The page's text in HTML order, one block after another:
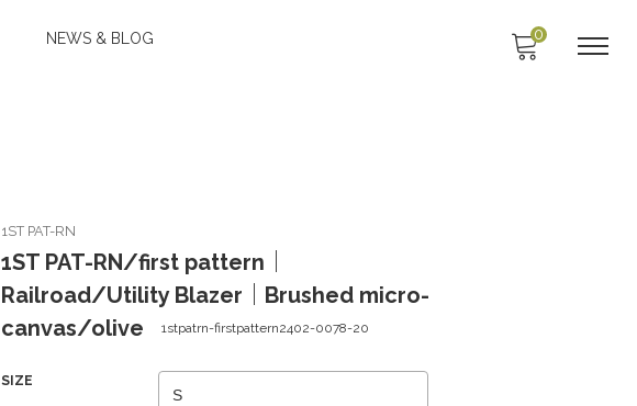
NEWS & BLOG 0
1ST PAT-RN
1ST PAT-RN/first pattern｜
Railroad/Utility Blazer｜Brushed micro-
canvas/olive
1stpatrn-firstpattern2402-0078-20
SIZE